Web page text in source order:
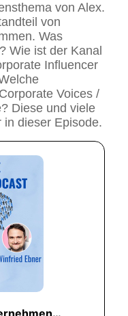
von Alex.
von
Was
Wie ist der Kanal
Influencer
Voices /
Diese und viele
dieser Episode.